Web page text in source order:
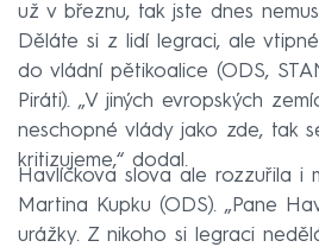
už v březnu, tak jste dnes
Děláte si z lidí legraci, ale
do vládní pětikoalice (ODS,
Piráti). „V jiných evropských
neschopné vlády jako zde, tak
kritizujeme,“ dodal.
Havlíčkova slova ale rozzuřila i
Martina Kupku (ODS). „Pane
urážky. Z nikoho si legraci